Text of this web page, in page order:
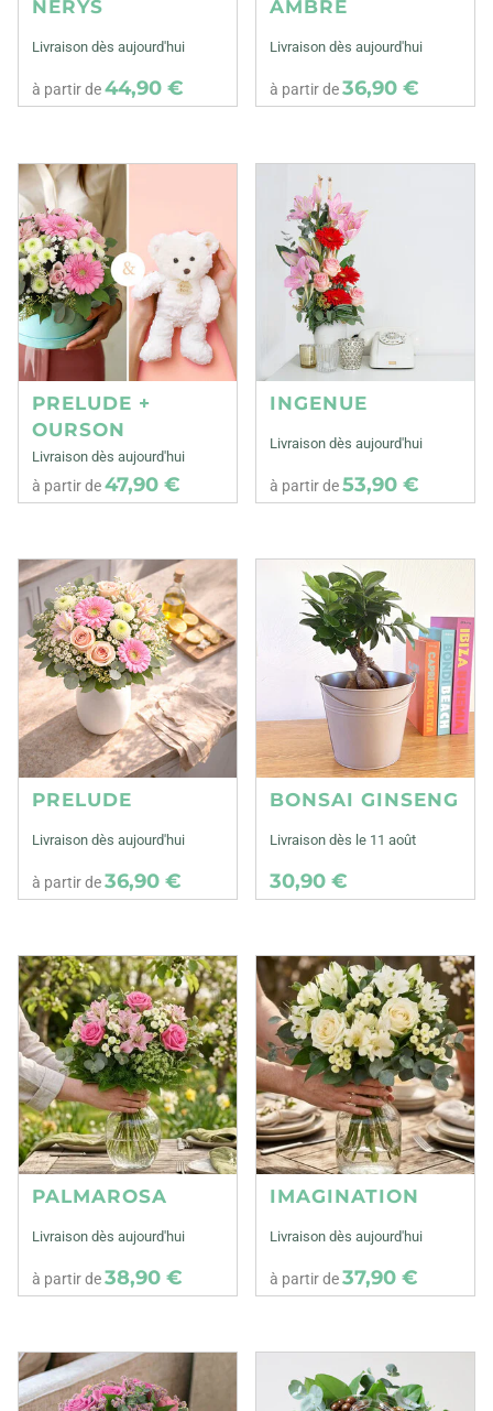
NERYS
Livraison dès aujourd'hui
à partir de44,90 €
AMBRE
Livraison dès aujourd'hui
à partir de36,90 €
PRELUDE +
OURSON
Livraison dès aujourd'hui
à partir de47,90 €
INGENUE
Livraison dès aujourd'hui
à partir de53,90 €
PRELUDE
Livraison dès aujourd'hui
à partir de36,90 €
BONSAI GINSENG
Livraison dès le 11 août
30,90 €
PALMAROSA
Livraison dès aujourd'hui
à partir de38,90 €
IMAGINATION
Livraison dès aujourd'hui
à partir de37,90 €